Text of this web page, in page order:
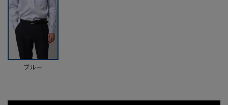
ブルー